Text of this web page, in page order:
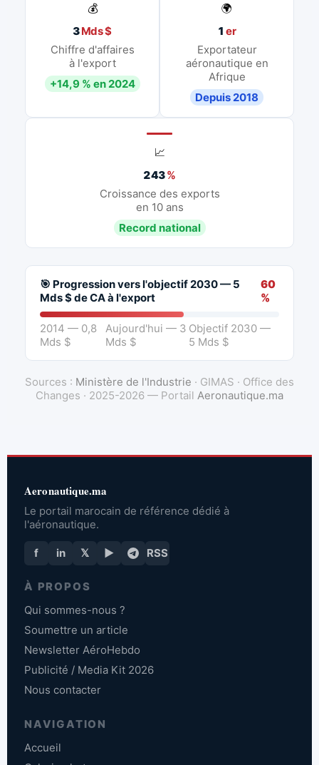
💰
3Mds $
Chiffre d'affaires
à l'export
+14,9 % en 2024
🌍
1 er
Exportateur
aéronautique en
Afrique
Depuis 2018
📈
243%
Croissance des exports
en 10 ans
Record national
🎯 Progression vers l'objectif 2030 — 5
Mds $ de CA à l'export
60
%
2014 — 0,8
Mds $
Aujourd'hui — 3
Mds $
Objectif 2030 —
5 Mds $
Sources : Ministère de l'Industrie · GIMAS · Office des
Changes · 2025-2026 — Portail Aeronautique.ma
Aeronautique.ma
Le portail marocain de référence dédié à
l'aéronautique.
f in 𝕏 ▶ RSS
À PROPOS
Qui sommes-nous ?
Soumettre un article
Newsletter AéroHebdo
Publicité / Media Kit 2026
Nous contacter
NAVIGATION
Accueil